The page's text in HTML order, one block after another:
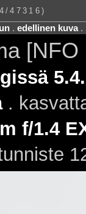
47316)
. edellinen kuva.
.
f/1.4